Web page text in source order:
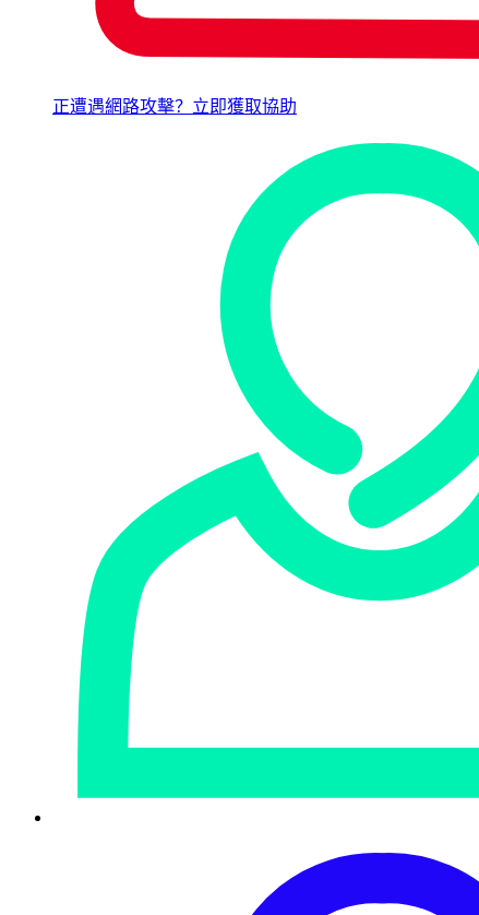
正遭遇網路攻擊？立即獲取協助